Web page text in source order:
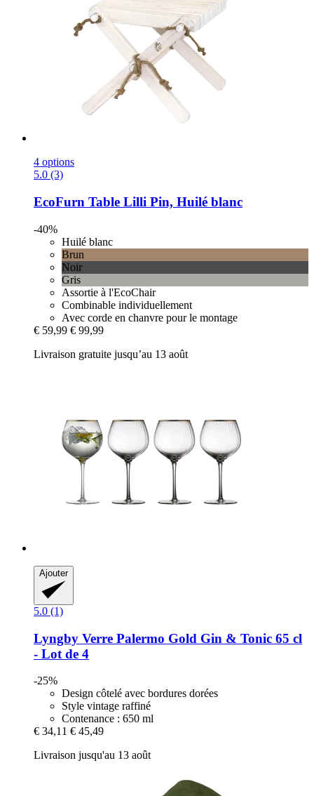
4 options
5.0 (3)
EcoFurn Table Lilli Pin, Huilé blanc
-40%
Huilé blanc
Brun
Noir
Gris
Assortie à l'EcoChair
Combinable individuellement
Avec corde en chanvre pour le montage
€ 59,99 € 99,99
Livraison gratuite jusqu’au 13 août
Ajouter
5.0 (1)
Lyngby Verre Palermo Gold Gin & Tonic 65 cl
-​ Lot de 4
-25%
Design côtelé avec bordures dorées
Style vintage raffiné
Contenance : 650 ml
€ 34,11 € 45,49
Livraison jusqu'au 13 août